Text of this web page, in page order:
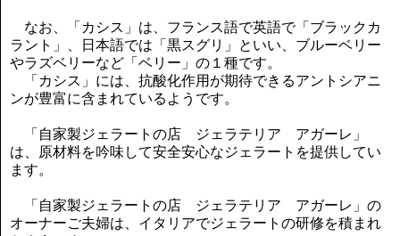
なお、「カシス」は、フランス語で英語で「ブラックカ
ラント」、日本語では「黒スグリ」といい、ブルーベリー
やラズベリーなど「ベリー」の１種です。
「カシス」には、抗酸化作用が期待できるアントシアニ
ンが豊富に含まれているようです。
「自家製ジェラートの店 ジェラテリア アガーレ」
は、原材料を吟味して安全安心なジェラートを提供してい
ます。
「自家製ジェラートの店 ジェラテリア アガーレ」の
オーナーご夫婦は、イタリアでジェラートの研修を積まれ